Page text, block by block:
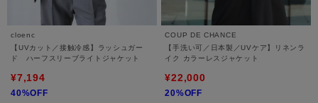
cloenc
【UVカット／接触冷感】ラッシュガー
ド ハーフスリーブライトジャケット
¥7,194
40%OFF
COUP DE CHANCE
【手洗い可／日本製／UVケア】リネンラ
イク カラーレスジャケット
¥22,000
20%OFF